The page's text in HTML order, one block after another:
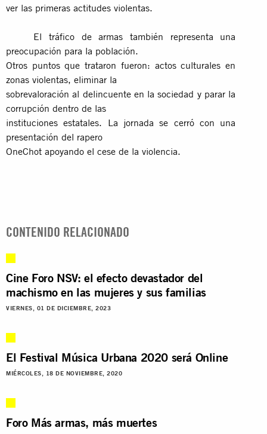
ver las primeras actitudes violentas.
El tráfico de armas también representa una
preocupación para la población.
Otros puntos que trataron fueron: actos culturales en
zonas violentas, eliminar la
sobrevaloración al delincuente en la sociedad y parar la
corrupción dentro de las
instituciones estatales. La jornada se cerró con una
presentación del rapero
OneChot apoyando el cese de la violencia.
CONTENIDO RELACIONADO
Cine Foro NSV: el efecto devastador del
machismo en las mujeres y sus familias
VIERNES, 01 DE DICIEMBRE, 2023
El Festival Música Urbana 2020 será Online
MIÉRCOLES, 18 DE NOVIEMBRE, 2020
Foro Más armas, más muertes